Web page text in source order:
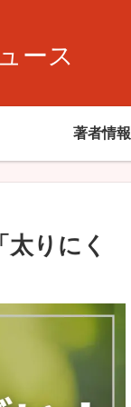
ース
著者情報
りにく